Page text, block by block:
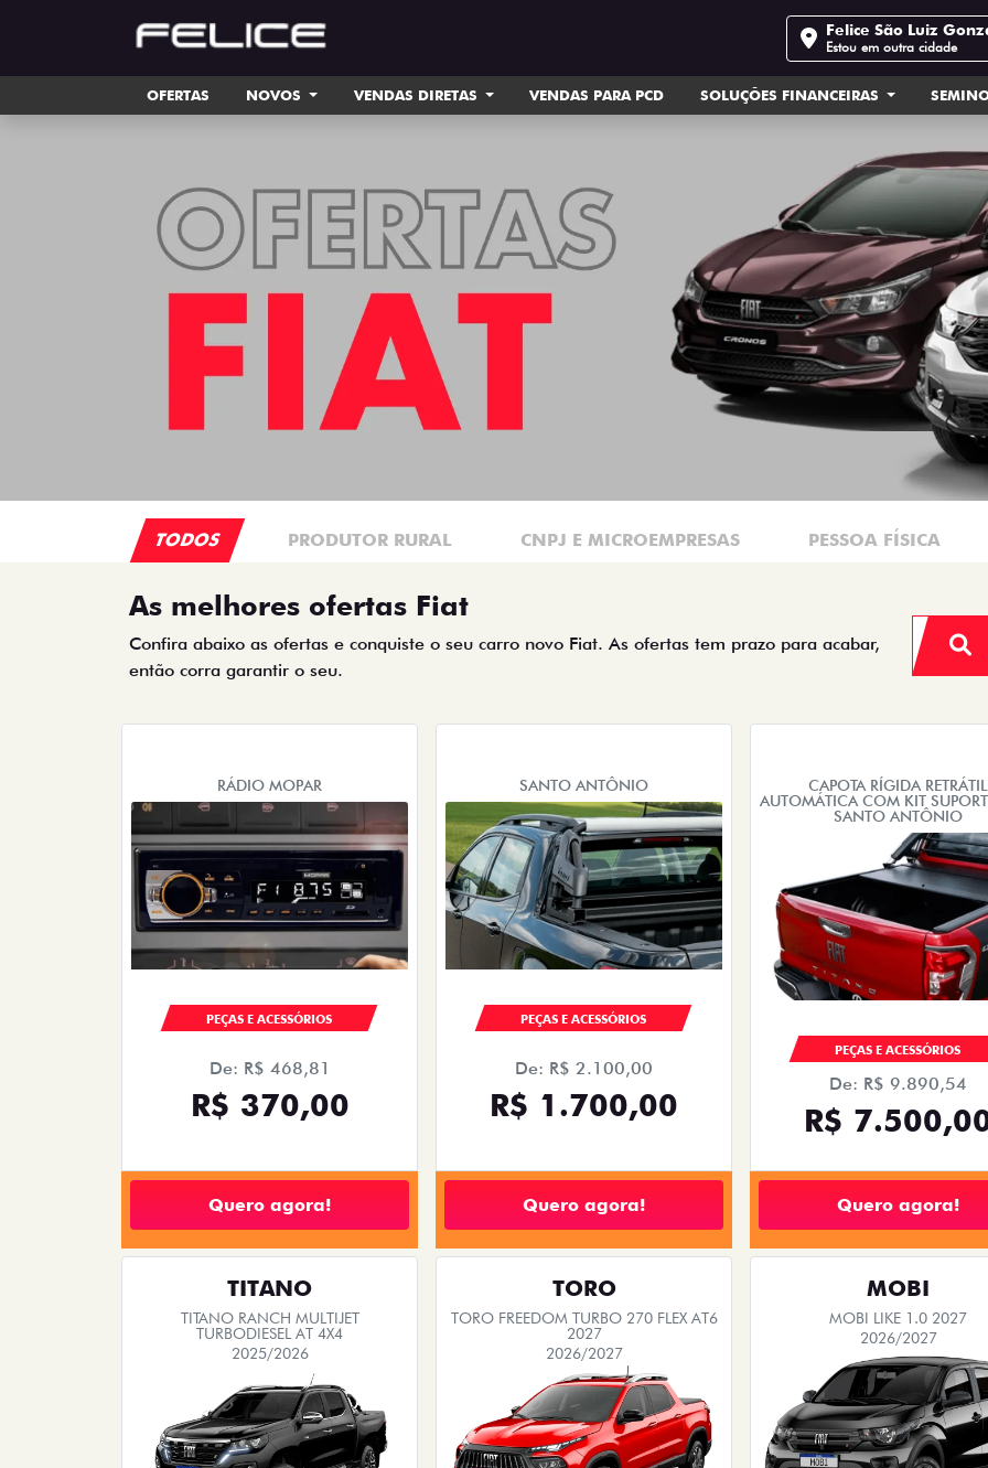
Felice São Luiz
Estou em outra cidade
OFERTAS NOVOS VENDAS DIRETAS VENDAS PARA PCD SOLUÇÕES FINANCEIRAS
TODOS PRODUTOR RURAL CNPJ E MICROEMPRESAS PESSOA FÍSICA
As melhores ofertas Fiat
Confira abaixo as ofertas e conquiste o seu carro novo Fiat. As ofertas tem prazo para acabar,
então corra garantir o seu.
RÁDIO MOPAR
PEÇAS E ACESSÓRIOS
De: R$ 468,81
R$ 370,00
Quero agora!
SANTO ANTÔNIO
PEÇAS E ACESSÓRIOS
De: R$ 2.100,00
R$ 1.700,00
Quero agora!
CAPOTA RÍGIDA RETRÁTIL
AUTOMÁTICA COM KIT
SANTO ANTÔNIO
PEÇAS E ACESSÓRIOS
De: R$ 9.890,54
R$
Quero agora!
TITANO
TITANO RANCH MULTIJET
TURBODIESEL AT 4X4
2025/2026
TORO
TORO FREEDOM TURBO 270 FLEX AT6
2027
2026/2027
MOBI
MOBI LIKE 1.0 2027
2026/2027